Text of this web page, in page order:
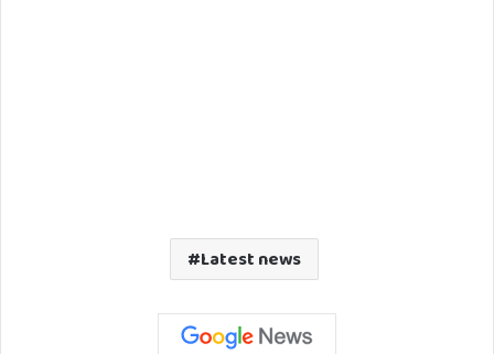
Latest news